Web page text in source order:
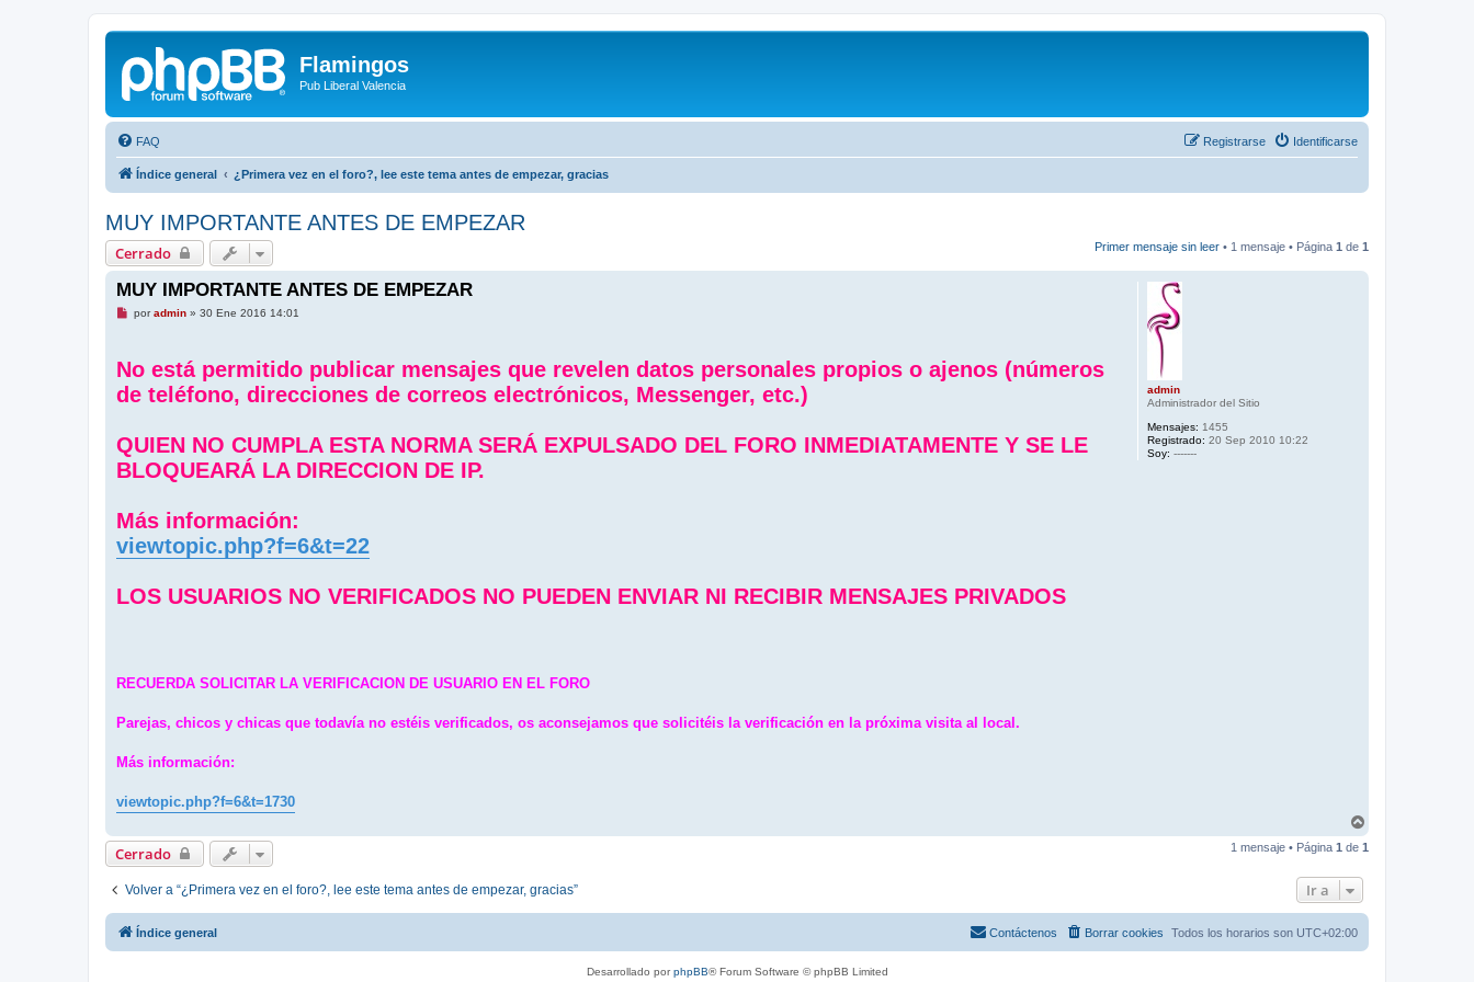
Flamingos
Pub Liberal Valencia
FAQ Identificarse
Registrarse
Índice general ¿Primera vez en el foro?, lee este tema antes de empezar, gracias
MUY IMPORTANTE ANTES DE EMPEZAR
Cerrado Primer mensaje sin leer • 1 mensaje • Página 1 de 1
admin
Administrador del Sitio
Mensajes: 1455
Registrado: 20 Sep 2010 10:22
Soy: -------
MUY IMPORTANTE ANTES DE EMPEZAR
M
a
j
e
s
l
e
e
poradmin» 30 Ene 2016 14:01
No está permitido publicar mensajes que revelen datos personales propios o ajenos (números
de teléfono, direcciones de correos electrónicos, Messenger, etc.)
QUIEN NO CUMPLA ESTA NORMA SERÁ EXPULSADO DEL FORO INMEDIATAMENTE Y SE LE
BLOQUEARÁ LA DIRECCION DE IP.
Más información:
viewtopic.php?f=6&t=22
LOS USUARIOS NO VERIFICADOS NO PUEDEN ENVIAR NI RECIBIR MENSAJES PRIVADOS
RECUERDA SOLICITAR LA VERIFICACION DE USUARIO EN EL FORO
Parejas, chicos y chicas que todavía no estéis verificados, os aconsejamos que solicitéis la verificación en la próxima visita al local.
Más información:
viewtopic.php?f=6&t=1730
r
Cerrado 1 mensaje • Página 1 de 1
Volver a “¿Primera vez en el foro?, lee este tema antes de empezar, gracias” Ir a
Índice general Todos los horarios son UTC+02:00
Borrar cookies
Contáctenos
Desarrollado porphpBB® Forum Software © phpBB Limited